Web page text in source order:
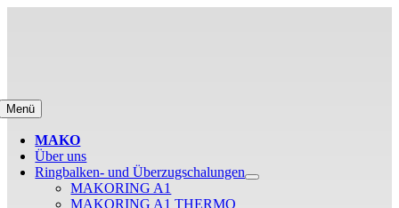
Menü
MAKO
Über uns
Ringbalken- und Überzugschalungen
MAKORING A1
MAKORING A1 THERMO